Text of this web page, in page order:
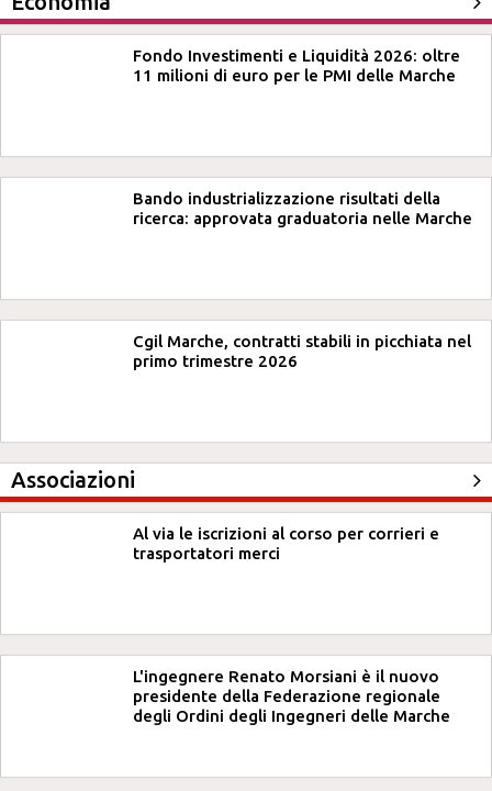
Fondo Investimenti e Liquidità 2026: oltre
11 milioni di euro per le PMI delle Marche
Bando industrializzazione risultati della
ricerca: approvata graduatoria nelle Marche
Cgil Marche, contratti stabili in picchiata nel
primo trimestre 2026
Associazioni
Al via le iscrizioni al corso per corrieri e
trasportatori merci
L'ingegnere Renato Morsiani è il nuovo
presidente della Federazione regionale
degli Ordini degli Ingegneri delle Marche